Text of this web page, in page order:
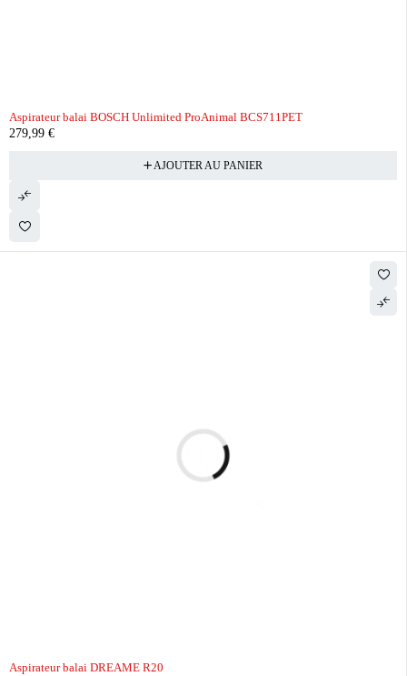
Aspirateur balai BOSCH Unlimited ProAnimal BCS711PET
279,99 €
AJOUTER AU PANIER
Aspirateur balai DREAME R20